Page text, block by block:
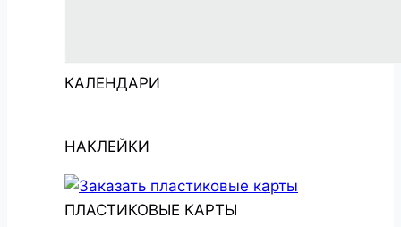
КАЛЕНДАРИ
НАКЛЕЙКИ
ПЛАСТИКОВЫЕ КАРТЫ